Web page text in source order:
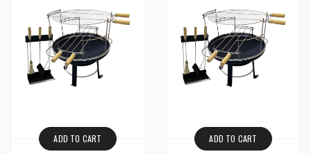
ADD TO CART ADD TO CART